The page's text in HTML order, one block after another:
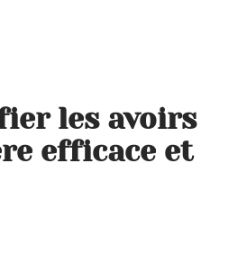
les avoirs
efficace et